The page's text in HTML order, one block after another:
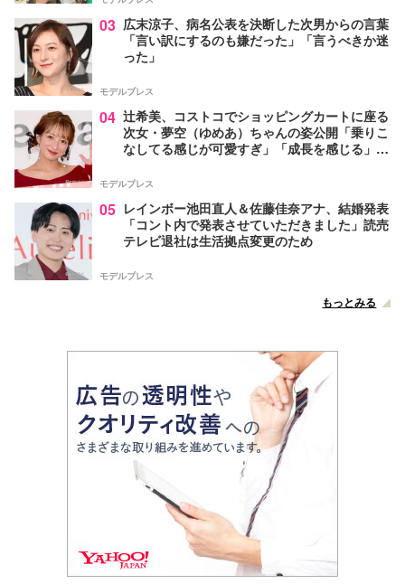
03 広末涼子、病名公表を決断した次男からの言葉
「言い訳にするのも嫌だった」「言うべきか迷
った」
モデルプレス
04 辻希美、コストコでショッピングカートに座る
次女・夢空（ゆめあ）ちゃんの姿公開「乗りこ
なしてる感じが可愛すぎ」「成長を感じる」の
モデルプレス
05 レインボー池田直人＆佐藤佳奈アナ、結婚発表
「コント内で発表させていただきました」読売
テレビ退社は生活拠点変更のため
モデルプレス
もっとみる